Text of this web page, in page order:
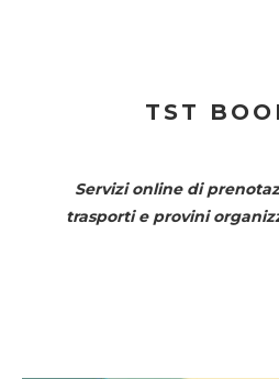
TST
Servizi online di
trasporti e provini